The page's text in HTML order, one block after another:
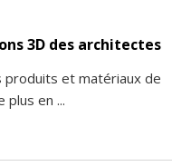
3D des architectes
produits et matériaux de
plus en ...